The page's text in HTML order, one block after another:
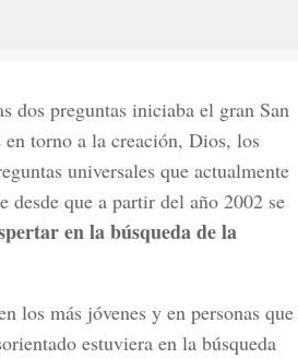
dos preguntas iniciaba el gran San
en torno a la creación, Dios, los
universales que actualmente
desde que a partir del año 2002 se
en la búsqueda de la
los más jóvenes y en personas que
estuviera en la búsqueda